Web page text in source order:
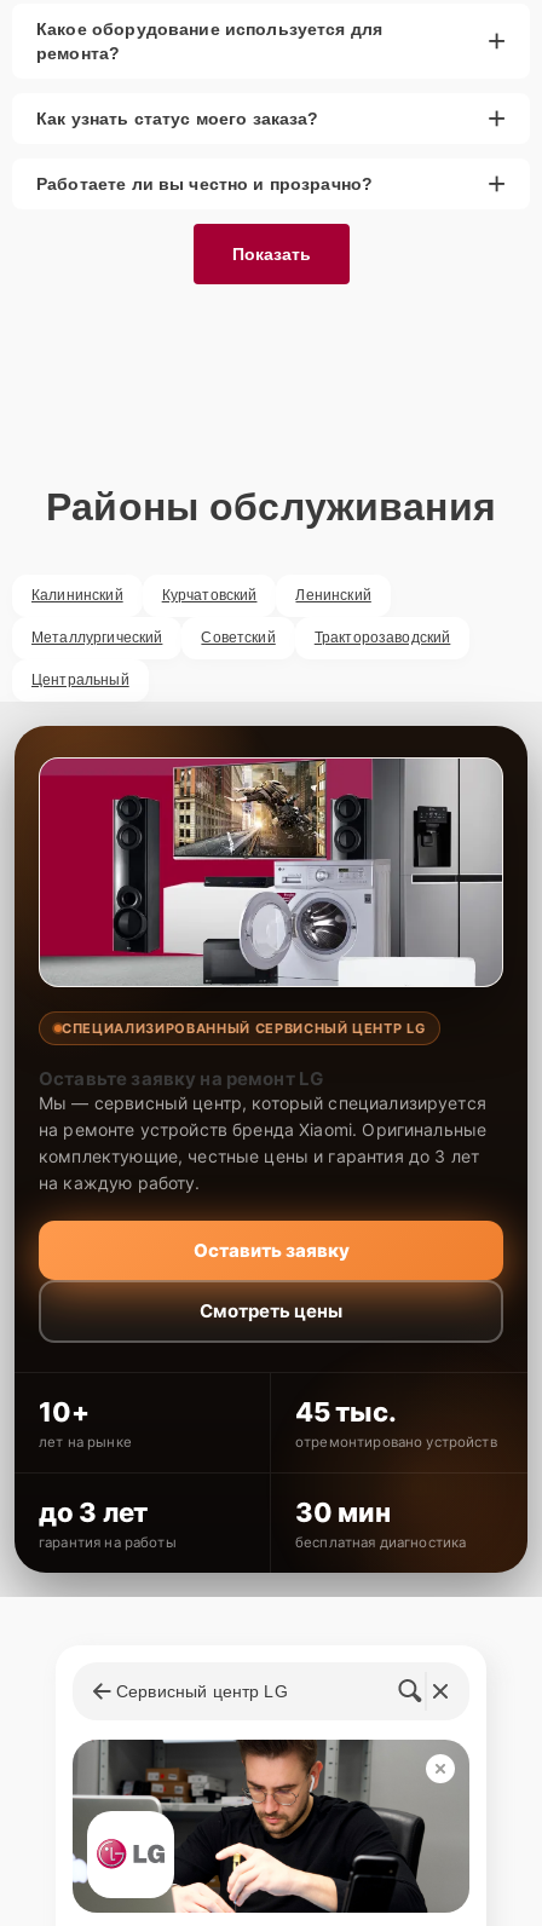
Какое оборудование используется для
ремонта?
+
Как узнать статус моего заказа? +
Работаете ли вы честно и прозрачно? +
Показать
Районы обслуживания
Калининский Курчатовский Ленинский
Металлургический Советский Тракторозаводский
Центральный
СПЕЦИАЛИЗИРОВАННЫЙ СЕРВИСНЫЙ ЦЕНТР LG
Оставьте заявку на ремонт LG
Мы — сервисный центр, который специализируется
на ремонте устройств бренда Xiaomi. Оригинальные
комплектующие, честные цены и гарантия до 3 лет
на каждую работу.
Оставить заявку
Смотреть цены
10+
лет на рынке
45 тыс.
отремонтировано устройств
до 3 лет
гарантия на работы
30 мин
бесплатная диагностика
Сервисный центр LG